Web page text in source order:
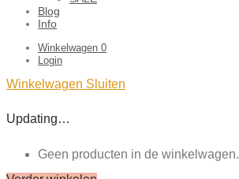
Blog
Info
Winkelwagen 0
Login
Winkelwagen Sluiten
Updating…
Geen producten in de winkelwagen.